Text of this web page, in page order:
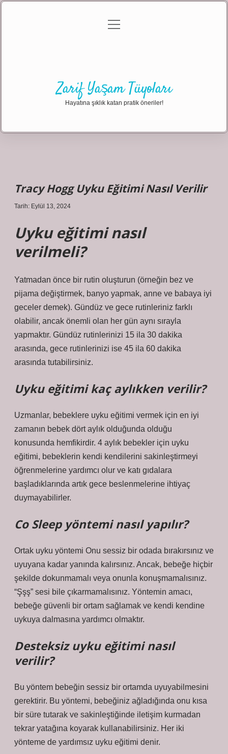
Gizlilik Politikası
menüyü
Zarif Yaşam Tüyoları
Hayatına şıklık katan pratik öneriler!
Tracy Hogg Uyku Eğitimi Nasıl Verilir
Tarih: Eylül 13, 2024
Uyku eğitimi nasıl
verilmeli?
Yatmadan önce bir rutin oluşturun (örneğin bez ve
pijama değiştirmek, banyo yapmak, anne ve babaya iyi
geceler demek). Gündüz ve gece rutinleriniz farklı
olabilir, ancak önemli olan her gün aynı sırayla
yapmaktır. Gündüz rutinlerinizi 15 ila 30 dakika
arasında, gece rutinlerinizi ise 45 ila 60 dakika
arasında tutabilirsiniz.
Uyku eğitimi kaç aylıkken verilir?
Uzmanlar, bebeklere uyku eğitimi vermek için en iyi
zamanın bebek dört aylık olduğunda olduğu
konusunda hemfikirdir. 4 aylık bebekler için uyku
eğitimi, bebeklerin kendi kendilerini sakinleştirmeyi
öğrenmelerine yardımcı olur ve katı gıdalara
başladıklarında artık gece beslenmelerine ihtiyaç
duymayabilirler.
Co Sleep yöntemi nasıl yapılır?
Ortak uyku yöntemi Onu sessiz bir odada bırakırsınız ve
uyuyana kadar yanında kalırsınız. Ancak, bebeğe hiçbir
şekilde dokunmamalı veya onunla konuşmamalısınız.
“Şşş” sesi bile çıkarmamalısınız. Yöntemin amacı,
bebeğe güvenli bir ortam sağlamak ve kendi kendine
uykuya dalmasına yardımcı olmaktır.
Desteksiz uyku eğitimi nasıl
verilir?
Bu yöntem bebeğin sessiz bir ortamda uyuyabilmesini
gerektirir. Bu yöntemi, bebeğiniz ağladığında onu kısa
bir süre tutarak ve sakinleştiğinde iletişim kurmadan
tekrar yatağına koyarak kullanabilirsiniz. Her iki
yönteme de yardımsız uyku eğitimi denir.